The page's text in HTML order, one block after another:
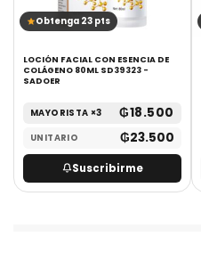
Obtenga 23 pts
LOCIÓN FACIAL CON ESENCIA DE
COLÁGENO 80ML SD39323 -
SADOER
MAYORISTA ×3 ₲18.500
UNITARIO ₲23.500
Suscribirme